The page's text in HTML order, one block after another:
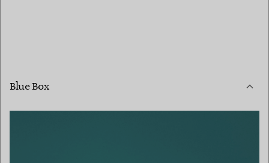
Blue Box